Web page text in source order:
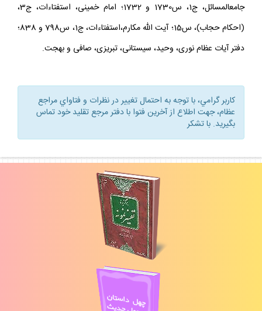
جامع‏المسائل، ج‏1، س‏1730 و 1732؛ امام خمينى، استفتاءات، ج‏3،
(احكام حجاب)، س‏15؛ آيت اللّه مكارم،استفتاءات، ج‏1، س‏798 و 838؛
دفتر آيات عظام نورى، وحيد، سيستانى، تبريزى، صافى و بهجت.
كاربر گرامي، با توجه به احتمال تغيير در نظرات و فتاواي مراجع
عظام، جهت اطلاع از آخرين فتوا با دفتر مرجع تقليد خود تماس
بگيريد. با تشكر